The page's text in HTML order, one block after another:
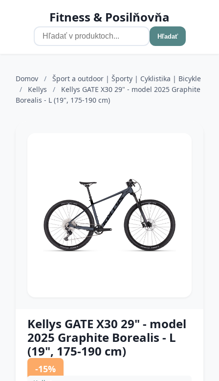
Fitness & Posilňovňa
Hľadať
Domov /
Šport a outdoor | Športy | Cyklistika | Bicykle
/
Kellys /
Kellys GATE X30 29" - model 2025 Graphite
Borealis - L (19", 175-190 cm)
Kellys GATE X30 29" - model
2025 Graphite Borealis - L
(19", 175-190 cm)
-15%